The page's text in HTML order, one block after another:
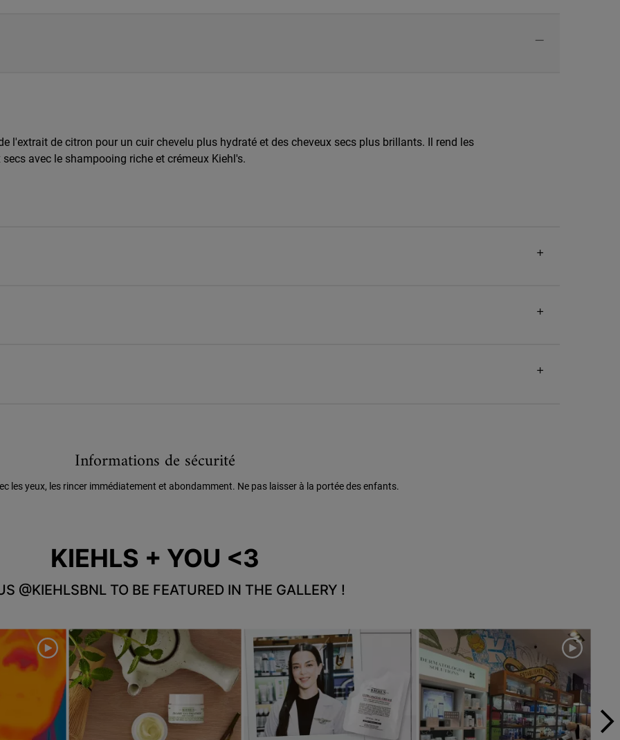
l'extrait de citron pour un cuir chevelu plus hydraté et des cheveux secs plus brillants. Il rend les
avec le shampooing riche et crémeux Kiehl's.
Informations de sécurité
les yeux, les rincer immédiatement et abondamment. Ne pas laisser à la portée des enfants.
KIEHLS + YOU <3
@KIEHLSBNL TO BE FEATURED IN THE GALLERY !